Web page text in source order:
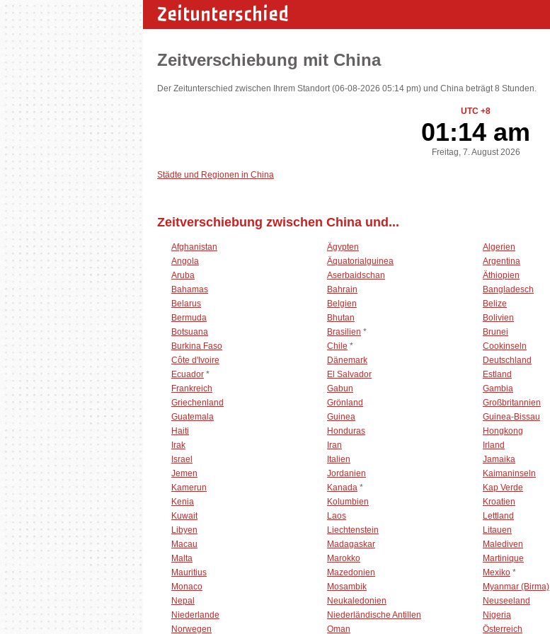
Zeitunterschied
Zeitverschiebung mit China
Der Zeitunterschied zwischen Ihrem Standort (06-08-2026 05:14 pm) und China beträgt 8 Stunden.
UTC +8
01:14 am
Freitag, 7. August 2026
Städte und Regionen in China
Zeitverschiebung zwischen China und...
Afghanistan Ägypten Algerien
Angola
Äquatorialguinea Argentina
Aruba
Aserbaidschan Äthiopien
Bahamas
Bahrain Bangladesch
Belarus
Belgien Belize
Bermuda
Bhutan Bolivien
Botsuana
Brasilien * Brunei
Burkina Faso
Chile * Cookinseln
Côte d'Ivoire
Dänemark Deutschland
Ecuador * El Salvador Estland
Frankreich
Gabun Gambia
Griechenland
Grönland Großbritannien
Guatemala
Guinea Guinea-Bissau
Haiti
Honduras Hongkong
Irak
Iran Irland
Israel
Italien Jamaika
Jemen
Jordanien Kaimaninseln
Kamerun
Kanada * Kap Verde
Kenia
Kolumbien Kroatien
Kuwait
Laos Lettland
Libyen
Liechtenstein Litauen
Macau
Madagaskar Malediven
Malta
Marokko Martinique
Mauritius
Mazedonien Mexiko *
Monaco
Mosambik Myanmar (Birma)
Nepal
Neukaledonien Neuseeland
Niederlande
Niederländische Antillen Nigeria
Norwegen
Oman Österreich